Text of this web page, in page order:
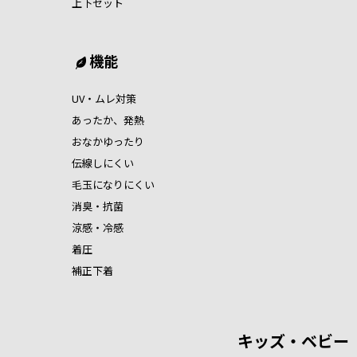
機能
UV・ムレ対策
あったか、発熱
おなかゆったり
伝線しにくい
毛玉になりにくい
消臭・抗菌
涼感・冷感
着圧
補正下着
キッズ・ベビー